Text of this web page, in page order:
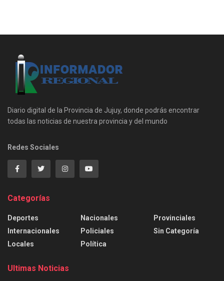
Diario digital de la Provincia de Jujuy, donde podrás encontrar
todas las noticias de nuestra provincia y del mundo
Redes Sociales
Categorías
Deportes
Internacionales
Locales
Nacionales
Policiales
Política
Provinciales
Sin Categoría
Ultimas Noticias